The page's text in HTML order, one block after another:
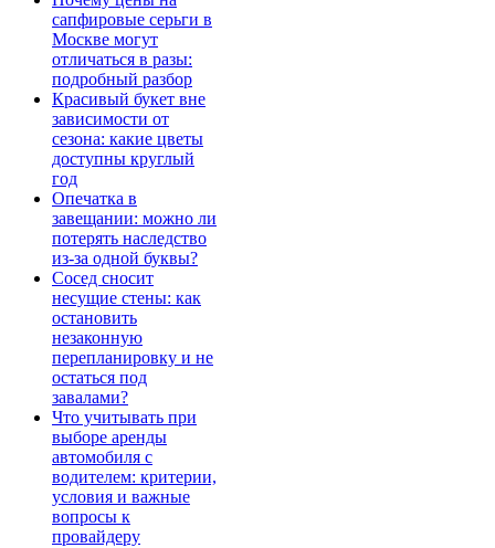
сапфировые серьги в
Москве могут
отличаться в разы:
подробный разбор
Красивый букет вне
зависимости от
сезона: какие цветы
доступны круглый
год
Опечатка в
завещании: можно ли
потерять наследство
из-за одной буквы?
Сосед сносит
несущие стены: как
остановить
незаконную
перепланировку и не
остаться под
завалами?
Что учитывать при
выборе аренды
автомобиля с
водителем: критерии,
условия и важные
вопросы к
провайдеру